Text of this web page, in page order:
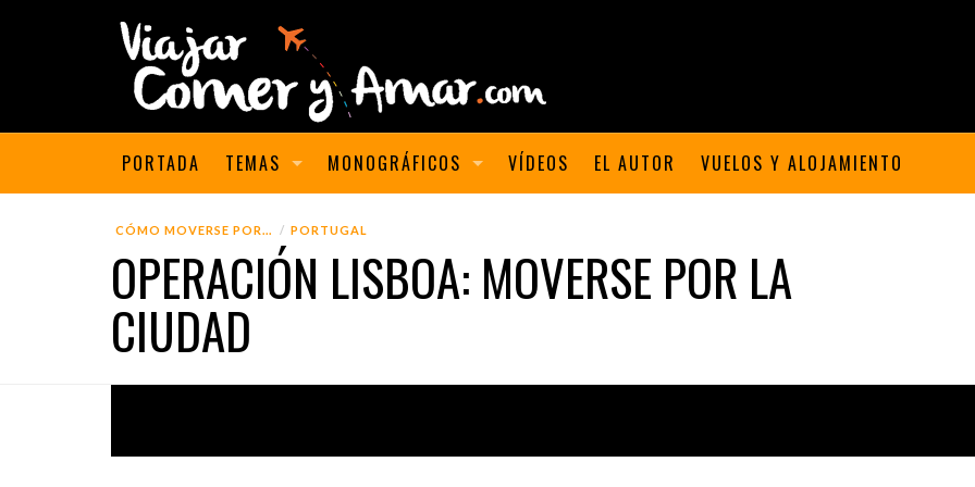
PORTADA TEMAS MONOGRÁFICOS VÍDEOS EL AUTOR VUELOS Y ALOJAMIENTO
CÓMO MOVERSE POR... PORTUGAL
OPERACIÓN LISBOA: MOVERSE POR LA
CIUDAD